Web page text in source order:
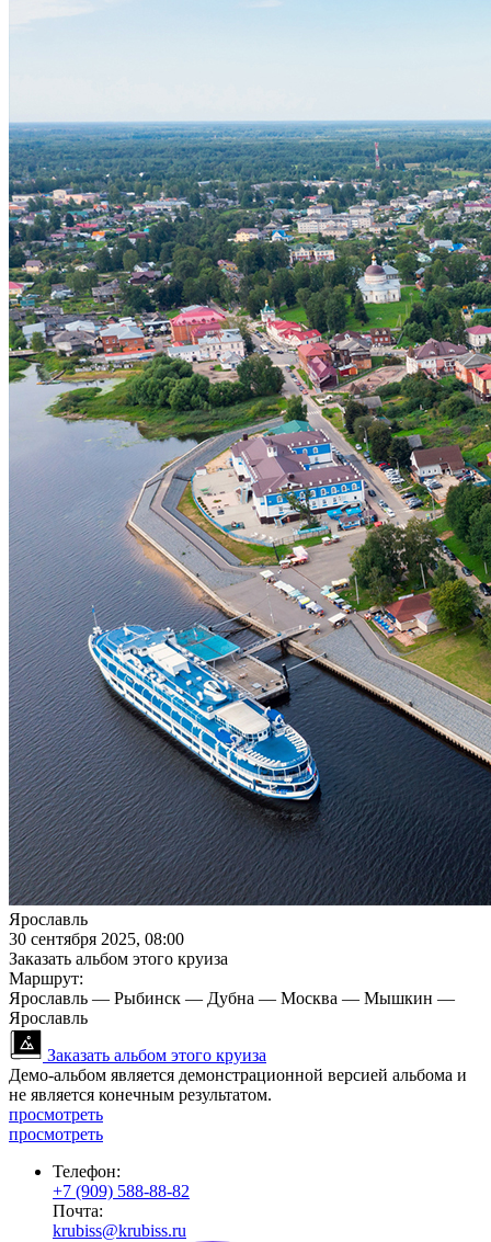
Ярославль
30 сентября 2025, 08:00
Заказать альбом этого круиза
Маршрут:
Ярославль — Рыбинск — Дубна — Москва — Мышкин —
Ярославль
Заказать альбом этого круиза
Демо-альбом является демонстрационной версией альбома и
не является конечным результатом.
просмотреть
просмотреть
Телефон:
+7 (909) 588-88-82
Почта:
krubiss@krubiss.ru